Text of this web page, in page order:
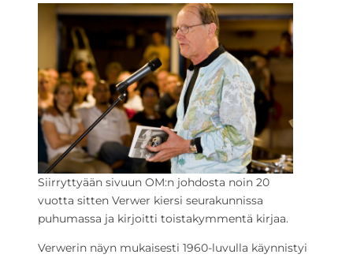
Siirryttyään sivuun OM:n johdosta noin 20
vuotta sitten Verwer kiersi seurakunnissa
puhumassa ja kirjoitti toistakymmentä kirjaa.
Verwerin näyn mukaisesti 1960-luvulla käynnistyi